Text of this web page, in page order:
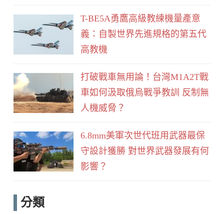
T-BE5A勇鷹高級教練機量產意
義：自製世界先進規格的第五代
高教機
打破戰車無用論！台灣M1A2T戰
車如何汲取俄烏戰爭教訓 反制無
人機威脅？
6.8mm美軍次世代班用武器最保
守設計獲勝 對世界武器發展有何
影響？
分類